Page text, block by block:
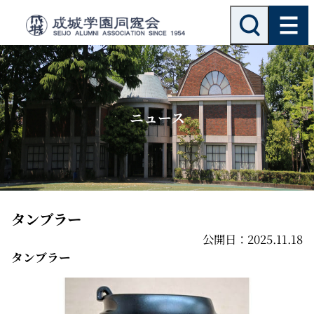
を
ス
キ
ッ
プ
索
ニュース
タンブラー
公開日：2025.11.18
タンブラー